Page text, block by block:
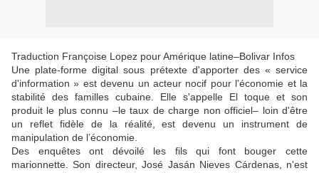
Traduction Françoise Lopez pour Amérique latine–Bolivar Infos
Une plate-forme digital sous prétexte d'apporter des « service
d'information » est devenu un acteur nocif pour l'économie et la
stabilité des familles cubaine. Elle s'appelle El toque et son
produit le plus connu –le taux de charge non officiel– loin d'être
un reflet fidèle de la réalité, est devenu un instrument de
manipulation de l’économie.
Des enquêtes ont dévoilé les fils qui font bouger cette
marionnette. Son directeur, José Jasán Nieves Cárdenas, n'est